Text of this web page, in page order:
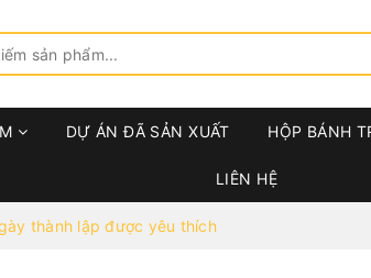
DỰ ÁN ĐÃ SẢN XUẤT HỘP BÁNH
LIÊN HỆ
thành lập được yêu thích